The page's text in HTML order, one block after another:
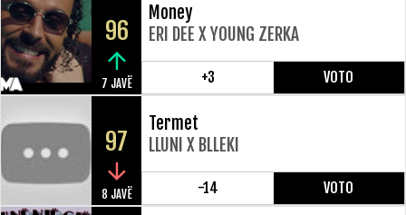
96
7 JAVË
Money
ERI DEE X YOUNG ZERKA
+3 VOTO
97
8 JAVË
Termet
LLUNI X BLLEKI
-14 VOTO